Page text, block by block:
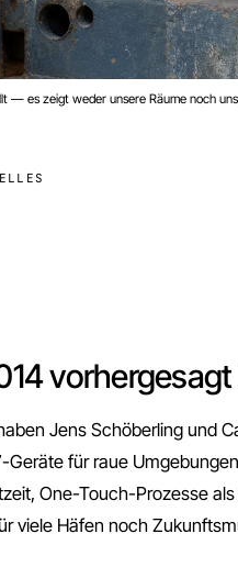
— es zeigt weder unsere Räume noch
Jens Schöberling und
Geräte für raue
One-Touch-Prozesse
viele Häfen noch